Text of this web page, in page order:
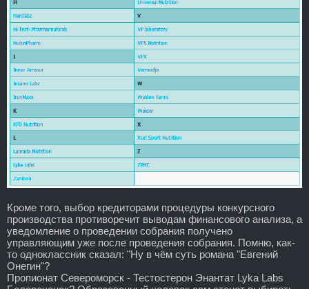
Кроме того, выбор кредиторами процедуры конкурсного
производства противоречит выводам финансового анализа, а
уведомление о проведении собрания получено
управляющим уже после проведения собрания. Помню, как-
то одноклассник сказал: "Ну в чём суть романа "Евгений
Онегин"?
Пропионат Североморск - Тестостерон Энантат Lyka Labs